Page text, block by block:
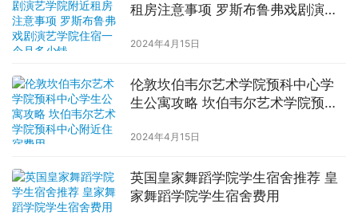
租房注意事项 罗斯布鲁弗戏剧演艺
2024年4月15日
伦敦坎伯韦尔艺术学院预科中心学
生公寓攻略 坎伯韦尔艺术学院预科
2024年4月15日
英国皇家舞蹈学院学生宿舍推荐 皇
家舞蹈学院学生宿舍费用